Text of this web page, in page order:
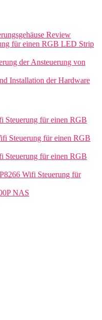
Review
für einen RGB LED Strip
der Ansteuerung von
Installation der Hardware
Steuerung für einen RGB
Steuerung für einen RGB
Steuerung für einen RGB
Wifi Steuerung für
NAS